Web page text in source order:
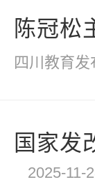
陈冠松
四川教育发
国家发
2025-11-